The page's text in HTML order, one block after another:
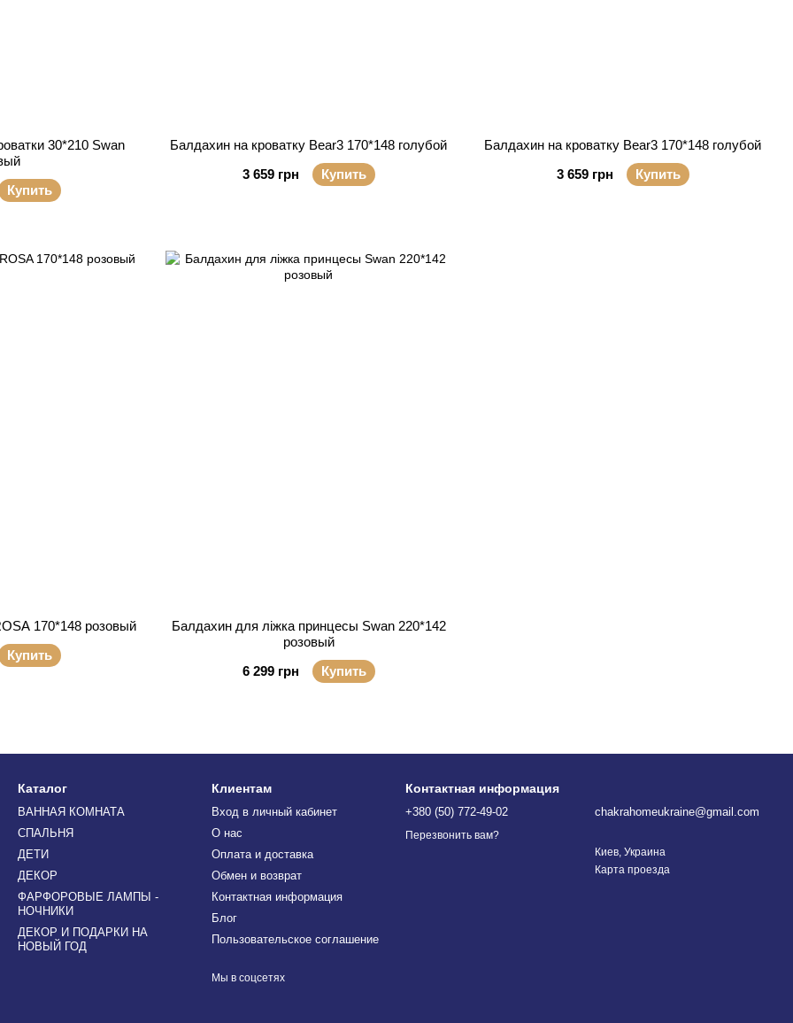
30*210 Swan
Купить
Балдахин на кроватку Bear3 170*148 голубой
3 659 грн
Купить
Балдахин на кроватку Bear3 170*148 голубой
3 659 грн
Купить
170*148 розовый
Купить
Балдахин для ліжка принцесы Swan 220*142
розовый
6 299 грн
Купить
Каталог
ВАННАЯ КОМНАТА
СПАЛЬНЯ
ДЕТИ
ДЕКОР
ФАРФОРОВЫЕ ЛАМПЫ -
НОЧНИКИ
ДЕКОР И ПОДАРКИ НА
НОВЫЙ ГОД
Клиентам
Вход в личный кабинет
О нас
Оплата и доставка
Обмен и возврат
Контактная информация
Блог
Пользовательское соглашение
Мы в соцсетях
Контактная информация
+380 (50) 772-49-02
Перезвонить вам?
chakrahomeukraine@gmail.com
Киев, Украина
Карта проезда